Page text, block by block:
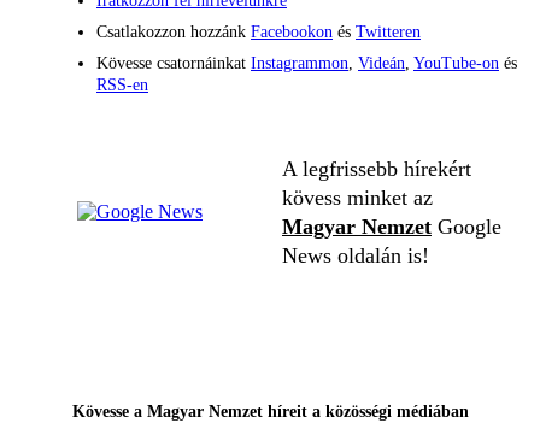
Csatlakozzon hozzánk Facebookon és Twitteren
Kövesse csatornáinkat Instagrammon, Videán, YouTube-on és
RSS-en
A legfrissebb hírekért
kövess minket az
Magyar Nemzet Google
News oldalán is!
Kövesse a Magyar Nemzet híreit a közösségi médiában